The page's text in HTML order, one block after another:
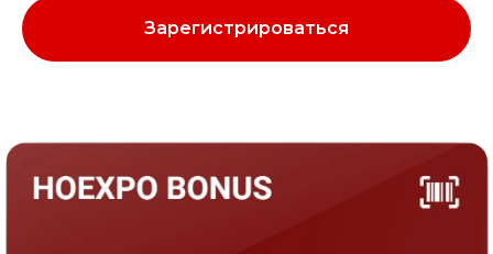
Зарегистрироваться